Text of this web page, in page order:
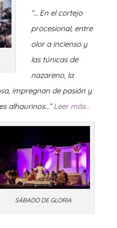
“… En el cortejo
procesional, entre
olor a incienso y
las túnicas de
nazareno, la
impregnan de pasión y
alhaurinos…”Leer más…
SÁBADO DE GLORIA